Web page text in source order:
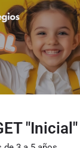
"Inicial"